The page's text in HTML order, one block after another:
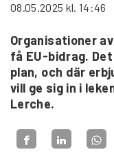
08.05.2025 kl. 14:46
Organisationer
få EU-bidrag.
plan, och där
vill ge sig in i
Lerche.